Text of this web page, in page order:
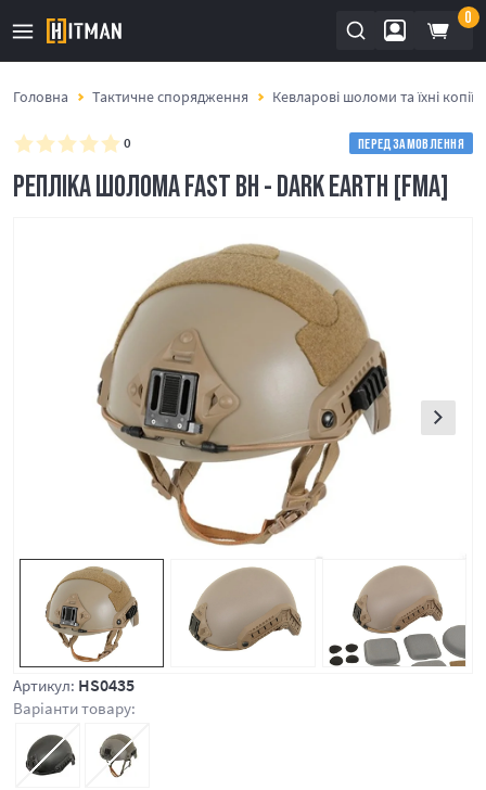
0
Головна Тактичне спорядження Кевларові шоломи та їхні копії
0 ПЕРЕДЗАМОВЛЕННЯ
РЕПЛІКА ШОЛОМА FAST BH - DARK EARTH [FMA]
Артикул: HS0435
Варіанти товару: